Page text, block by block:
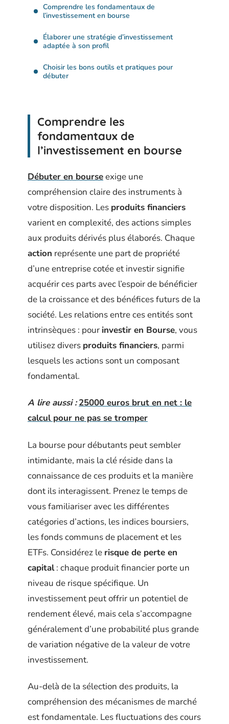
Comprendre les fondamentaux de
l’investissement en bourse
Élaborer une stratégie d’investissement
adaptée à son profil
Choisir les bons outils et pratiques pour
débuter
Comprendre les
fondamentaux de
l’investissement en bourse
Débuter en bourseexige une
compréhension claire des instruments à
votre disposition. Les produits financiers
varient en complexité, des actions simples
aux produits dérivés plus élaborés. Chaque
action représente une part de propriété
d’une entreprise cotée et investir signifie
acquérir ces parts avec l’espoir de bénéficier
de la croissance et des bénéfices futurs de la
société. Les relations entre ces entités sont
intrinsèques : pour investir en Bourse, vous
utilisez divers produits financiers, parmi
lesquels les actions sont un composant
fondamental.
A lire aussi : 25000 euros brut en net : le
calcul pour ne pas se tromper
La bourse pour débutants peut sembler
intimidante, mais la clé réside dans la
connaissance de ces produits et la manière
dont ils interagissent. Prenez le temps de
vous familiariser avec les différentes
catégories d’actions, les indices boursiers,
les fonds communs de placement et les
ETFs. Considérez le risque de perte en
capital: chaque produit financier porte un
niveau de risque spécifique. Un
investissement peut offrir un potentiel de
rendement élevé, mais cela s’accompagne
généralement d’une probabilité plus grande
de variation négative de la valeur de votre
investissement.
Au-delà de la sélection des produits, la
compréhension des mécanismes de marché
est fondamentale. Les fluctuations des cours